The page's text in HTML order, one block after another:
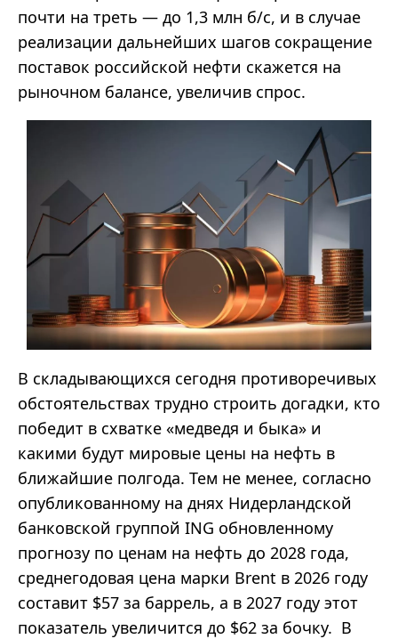
почти на треть — до 1,3 млн б/с, и в случае
реализации дальнейших шагов сокращение
поставок российской нефти скажется на
рыночном балансе, увеличив спрос.
В складывающихся сегодня противоречивых
обстоятельствах трудно строить догадки, кто
победит в схватке «медведя и быка» и
какими будут мировые цены на нефть в
ближайшие полгода. Тем не менее, согласно
опубликованному на днях Нидерландской
банковской группой ING обновленному
прогнозу по ценам на нефть до 2028 года,
среднегодовая цена марки Brent в 2026 году
составит $57 за баррель, а в 2027 году этот
показатель увеличится до $62 за бочку. В